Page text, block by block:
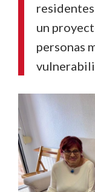
un
personas